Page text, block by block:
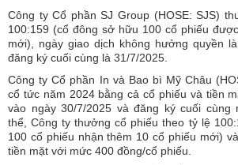
Công ty Cổ phần SJ Group (HOSE: SJS)
100:159 (cổ đông sở hữu 100 cổ phiếu
mới), ngày giao dịch không hưởng quyền
đăng ký cuối cùng là 31/7/2025.
Công ty Cổ phần In và Bao bì Mỹ Châu
cổ tức năm 2024 bằng cả cổ phiếu và tiền
vào ngày 30/7/2025 và đăng ký cuối cùng
thể, Công ty thưởng cổ phiếu theo tỷ lệ
100 cổ phiếu nhận thêm 10 cổ phiếu mới)
tiền mặt với mức 400 đồng/cổ phiếu.